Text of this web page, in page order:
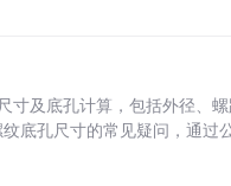
寸及底孔计算，包括外径、
纹底孔尺寸的常见疑问，通